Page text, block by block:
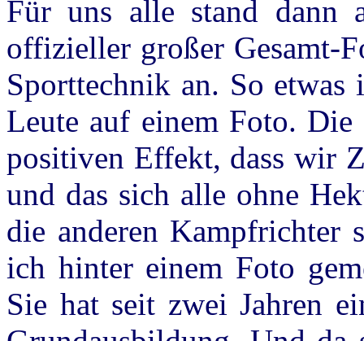
Für uns alle stand dann
offizieller großer Gesamt-
Sporttechnik an. So
Leute auf einem Foto. Die
positiven Effekt, dass wir
und das sich alle ohne
die anderen Kampfrichter
ich hinter einem Foto
Sie hat seit zwei Jahren